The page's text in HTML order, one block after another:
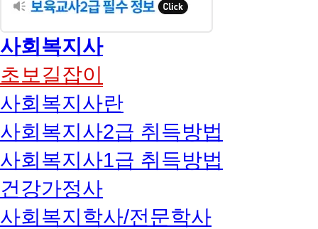
사회복지사
초보길잡이
사회복지사란
사회복지사2급 취득방법
사회복지사1급 취득방법
건강가정사
사회복지학사/전문학사